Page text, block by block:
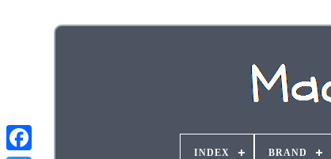
INDEX BRAND